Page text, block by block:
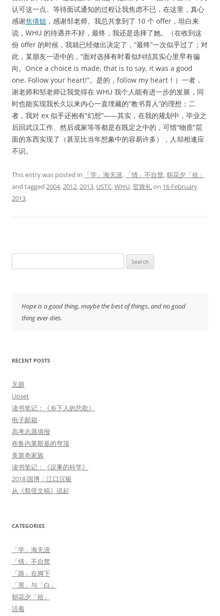
认可这一点。等待面试通知的过程让我焦虑不已，在这里，真心
感谢焦倩姐 ，感谢邹老师。我总共拿到了 10 个 offer，坦白来
说，WHU 的待遇并不好，最终，我还是选择了她。（在收到这
份 offer 的时候，我就已经做出决定了，“最终”一次似乎过了；对
此，某朋友一语中的，“面对选择有时看似纠结其实心里早有偏
向。Once a choice is made, that is to say, it was a good
one. Follow your heart!”。是的，follow my heart！）一者，
谢老师和邹老师让我觉得在 WHU 我个人能有进一步的发展，同
时也能实现我长久以来内心一直埋藏的“教书育人”的理想；二
者，我对 ex 似乎还抱有“幻想”——其实，在我的规划中，毕业之
后回武汉工作、然后成家等等都是在既定之中的，可惜“物质”层
面的东西实现了（甚至比当年想象中的容易许多），人却相逢应
不识。
This entry was posted in 「学」海无涯, 「情」不自禁,朝花夕「拾」
and tagged 2004,2012,2013, USTC,WHU,贺致礼on 16 February
2013.
for:
Hope is a good thing, maybe the best of things, and no good
thing ever dies.
RECENT POSTS
无题
Upset
读书笔记：《乡下人的悲歌》
电子邮箱
高考志愿填报
布鲁内莱斯基的穹顶
美第奇家族
读书笔记：《议事的科学》
2018 国博：江口沉银
从《祭侄文稿》说起
CATEGORIES
「学」海无涯
「情」不自禁
「路」在脚下
「黑」与「白」
朝花夕「拾」
活着